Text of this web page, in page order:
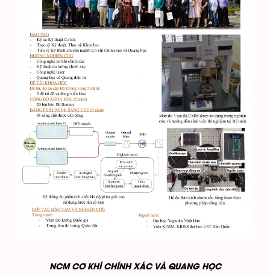
NCM CƠ KHÍ CHÍNH XÁC VÀ QUANG HỌC